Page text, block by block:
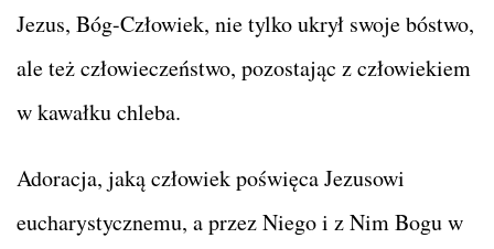
Jezus, Bóg-Człowiek, nie tylko ukrył swoje bóstwo,
ale też człowieczeństwo, pozostając z człowiekiem
w kawałku chleba.
Adoracja, jaką człowiek poświęca Jezusowi
eucharystycznemu, a przez Niego i z Nim Bogu w